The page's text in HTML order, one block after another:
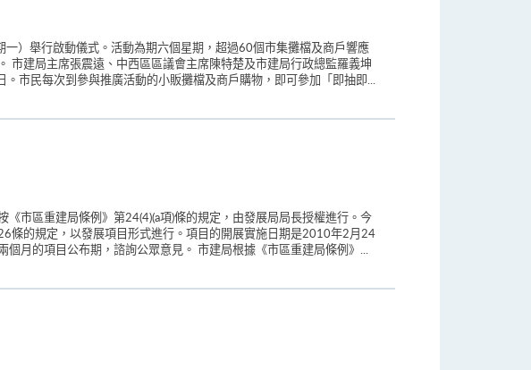
）舉行啟動儀式。活動為期六個星期，超過60個市集攤檔及商戶響應
市建局主席張震遠、中西區區議會主席陳特楚及市建局行政總監羅義坤
市民每次到參與推廣活動的小販攤檔及商戶購物，即可參加「即抽即...
市區重建局條例》第24(4)(a項)條的規定，由發展局局長授權進行。今
條的規定，以發展項目形式進行。項目的開展實施日期是2010年2月24
月的項目公布期，諮詢公眾意見。 市建局根據《市區重建局條例》...